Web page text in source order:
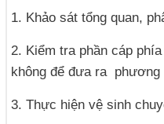
1. Khảo sát tổng quan,
2. Kiểm tra phần cáp
không để đưa ra phương
3. Thực hiện vệ sinh